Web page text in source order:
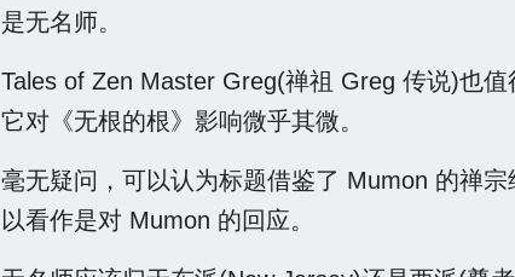
是无名师。
Tales of Zen Master Greg(禅祖 Greg 传说)也值
它对《无根的根》影响微乎其微。
毫无疑问，可以认为标题借鉴了 Mumon 的禅
以看作是对 Mumon 的回应。